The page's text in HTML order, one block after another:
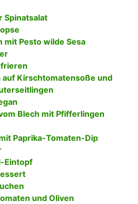
Spinatsalat
mit Pesto wilde Sesa
Kirschtomatensoße und
Blech mit Pfifferlingen
Paprika-Tomaten-Dip
Eintopf
und Oliven